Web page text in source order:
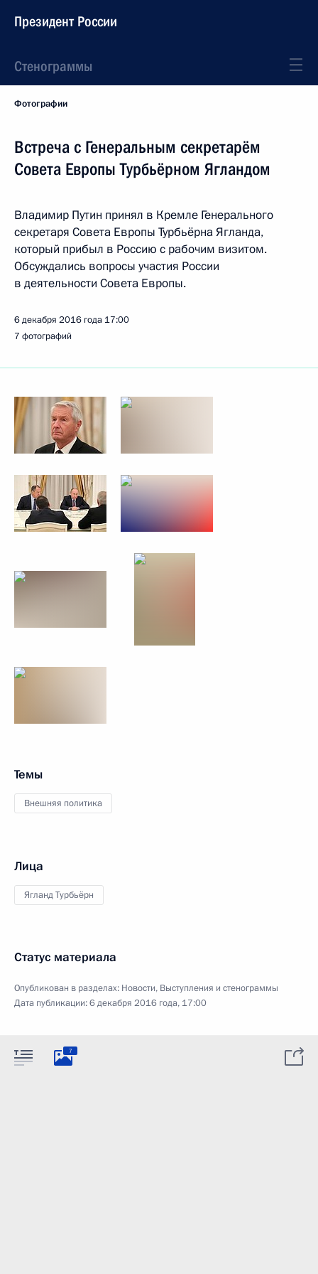
Президент России
Стенограммы
Фотографии
Встреча с Генеральным секретарём
Совета Европы Турбьёрном Ягландом
Владимир Путин принял в Кремле Генерального
секретаря Совета Европы Турбьёрна Ягланда,
который прибыл в Россию с рабочим визитом.
Обсуждались вопросы участия России
в деятельности Совета Европы.
6 декабря 2016 года 17:00
7 фотографий
Темы
Внешняя политика
Лица
Ягланд Турбьёрн
Статус материала
Опубликован в разделах: Новости, Выступления и стенограммы
Дата публикации:6 декабря 2016 года, 17:00
7